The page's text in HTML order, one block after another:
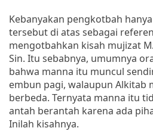
Kebanyakan pengkotbah
tersebut di atas sebagai
mengotbahkan kisah mujizat
Sin. Itu sebabnya, umumnya
bahwa manna itu muncul
embun pagi, walaupun Alkitab
berbeda. Ternyata manna itu
antah berantah karena ada
Inilah kisahnya.